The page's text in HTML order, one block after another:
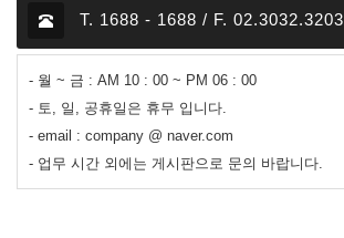
T. 1688 - 1688 / F. 02.3032.3203
- 월 ~ 금 : AM 10 : 00 ~ PM 06 : 00
- 토, 일, 공휴일은 휴무 입니다.
- email : company @ naver.com
- 업무 시간 외에는 게시판으로 문의 바랍니다.